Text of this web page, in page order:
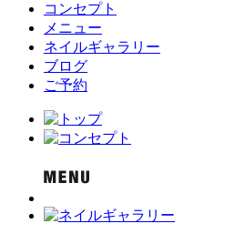
コンセプト
メニュー
ネイルギャラリー
ブログ
ご予約